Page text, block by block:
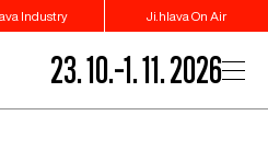
Industry Ji.hlava On Air
23. 10.–1. 11. 2026